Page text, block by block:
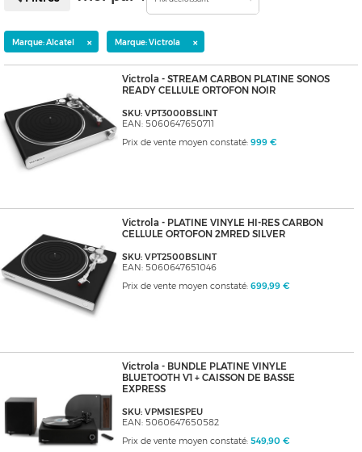
Marque: Alcatel × Marque: Victrola ×
Victrola - STREAM CARBON PLATINE SONOS
READY CELLULE ORTOFON NOIR
SKU: VPT3000BSLINT
EAN: 5060647650711
Prix de vente moyen constaté: 999 €
Victrola - PLATINE VINYLE HI-RES CARBON
CELLULE ORTOFON 2MRED SILVER
SKU: VPT2500BSLINT
EAN: 5060647651046
Prix de vente moyen constaté: 699,99 €
Victrola - BUNDLE PLATINE VINYLE
BLUETOOTH V1 + CAISSON DE BASSE
EXPRESS
SKU: VPMS1ESPEU
EAN: 5060647650582
Prix de vente moyen constaté: 549,90 €